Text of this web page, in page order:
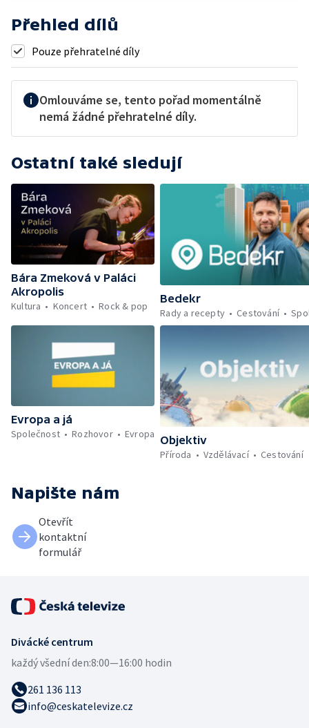
Přehled dílů
Pouze přehratelné díly
Omlouváme se, tento pořad momentálně
nemá žádné přehratelné díly.
Ostatní také sledují
Bára Zmeková v Paláci
Akropolis
Kultura
Koncert Rock & pop
Bedekr
Rady a recepty
Cestování
Evropa a já
Společnost
Rozhovor Evropa Objektiv
Příroda
Vzdělávací Cestování
Napište nám
Otevřít
kontaktní
formulář
Divácké centrum
každý všední den:8:00—16:00 hodin
261 136 113
info@ceskatelevize.cz